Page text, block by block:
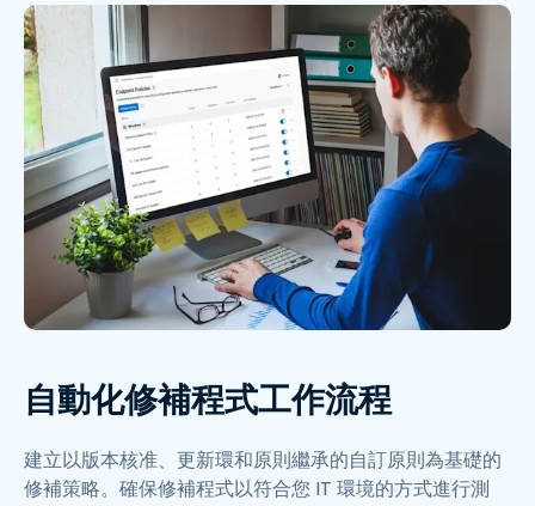
自動化修補程式工作流程
建立以版本核准、更新環和原則繼承的自訂原則為基礎的
修補策略。確保修補程式以符合您 IT 環境的方式進行測